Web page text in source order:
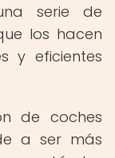
serie de
los hacen
y eficientes
de coches
a ser más